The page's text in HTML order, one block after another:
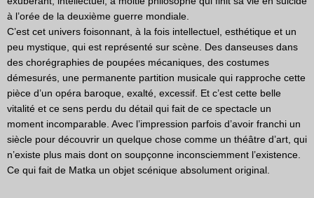
à l’orée de la deuxième guerre mondiale.
C’est cet univers foisonnant, à la fois intellectuel, esthétique et un
peu mystique, qui est représenté sur scène. Des danseuses dans
des chorégraphies de poupées mécaniques, des costumes
démesurés, une permanente partition musicale qui rapproche cette
pièce d’un opéra baroque, exalté, excessif. Et c’est cette belle
vitalité et ce sens perdu du détail qui fait de ce spectacle un
moment incomparable. Avec l’impression parfois d’avoir franchi un
siècle pour découvrir un quelque chose comme un théâtre d’art, qui
n’existe plus mais dont on soupçonne inconsciemment l’existence.
Ce qui fait de Matka un objet scénique absolument original.